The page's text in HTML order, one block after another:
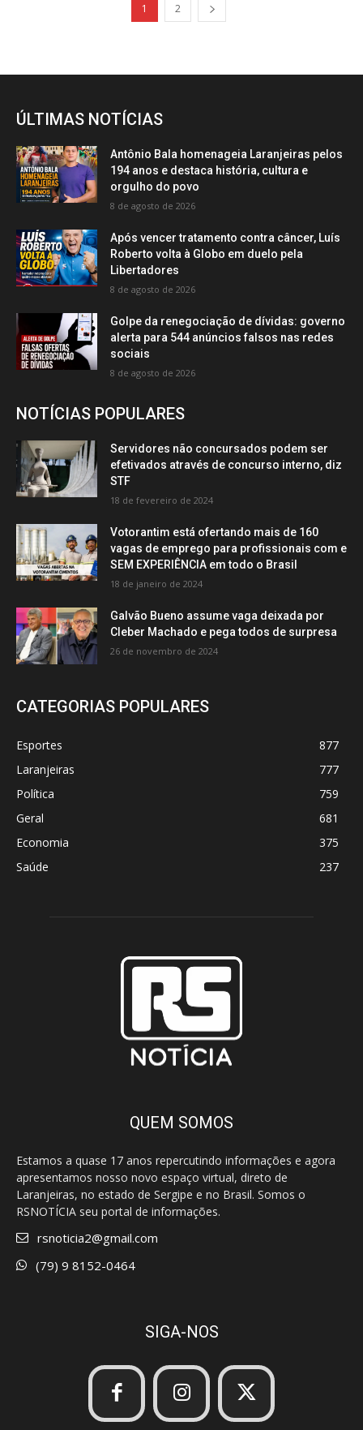
1 2
ÚLTIMAS NOTÍCIAS
Antônio Bala homenageia Laranjeiras pelos
194 anos e destaca história, cultura e
orgulho do povo
8 de agosto de 2026
Após vencer tratamento contra câncer, Luís
Roberto volta à Globo em duelo pela
Libertadores
8 de agosto de 2026
Golpe da renegociação de dívidas: governo
alerta para 544 anúncios falsos nas redes
sociais
8 de agosto de 2026
NOTÍCIAS POPULARES
Servidores não concursados podem ser
efetivados através de concurso interno, diz
STF
18 de fevereiro de 2024
Votorantim está ofertando mais de 160
vagas de emprego para profissionais com e
SEM EXPERIÊNCIA em todo o Brasil
18 de janeiro de 2024
Galvão Bueno assume vaga deixada por
Cleber Machado e pega todos de surpresa
26 de novembro de 2024
CATEGORIAS POPULARES
Esportes
877
Laranjeiras
777
Política
759
Geral
681
Economia
375
Saúde
237
QUEM SOMOS
Estamos a quase 17 anos repercutindo informações e agora
apresentamos nosso novo espaço virtual, direto de
Laranjeiras, no estado de Sergipe e no Brasil. Somos o
RSNOTÍCIA seu portal de informações.
rsnoticia2@gmail.com
(79) 9 8152-0464
SIGA-NOS